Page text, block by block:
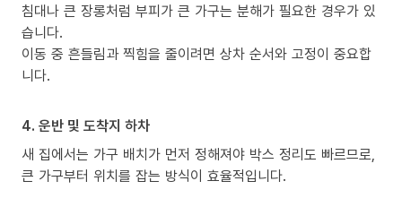
침대나 큰 장롱처럼 부피가 큰 가구는 분해가 필요한 경우가 있
습니다.
이동 중 흔들림과 찍힘을 줄이려면 상차 순서와 고정이 중요합
니다.
4. 운반 및 도착지 하차
새 집에서는 가구 배치가 먼저 정해져야 박스 정리도 빠르므로,
큰 가구부터 위치를 잡는 방식이 효율적입니다.